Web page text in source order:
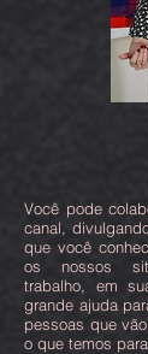
Você pode
canal,
que você
os nossos
trabalho, em
grande ajuda
pessoas que
o que temos